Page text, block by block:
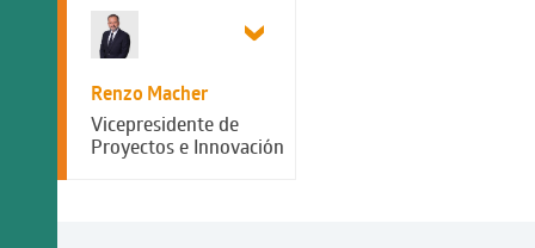
Renzo Macher
Vicepresidente de
Proyectos e Innovación